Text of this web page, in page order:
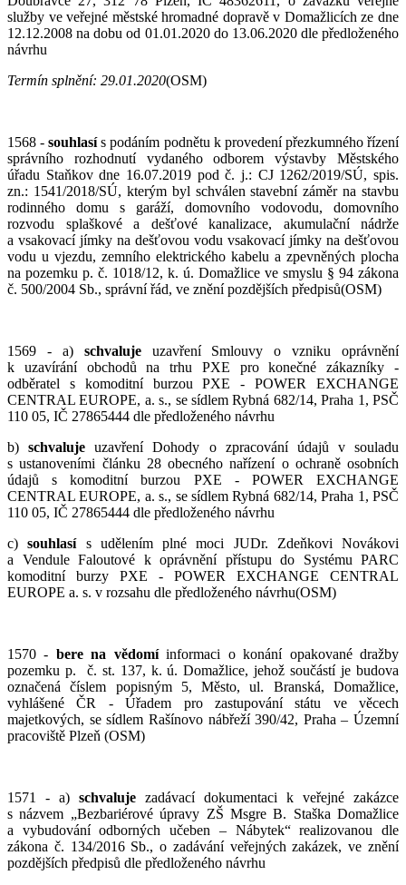
služby ve veřejné městské hromadné dopravě v Domažlicích ze dne
12.12.2008 na dobu od 01.01.2020 do 13.06.2020 dle předloženého
návrhu
Termín splnění: 29.01.2020(OSM)
1568 -souhlasís podáním podnětu k provedení přezkumného řízení
správního rozhodnutí vydaného odborem výstavby Městského
úřadu Staňkov dne 16.07.2019 pod č. j.: CJ 1262/2019/SÚ, spis.
zn.: 1541/2018/SÚ, kterým byl schválen stavební záměr na stavbu
rodinného domu s garáží, domovního vodovodu, domovního
rozvodu splaškové a dešťové kanalizace, akumulační nádrže
a vsakovací jímky na dešťovou vodu vsakovací jímky na dešťovou
vodu u vjezdu, zemního elektrického kabelu a zpevněných plocha
na pozemku p. č. 1018/12, k. ú. Domažlice ve smyslu § 94 zákona
č. 500/2004 Sb., správní řád, ve znění pozdějších předpisů(OSM)
1569 - a) schvaluje uzavření Smlouvy o vzniku oprávnění
k uzavírání obchodů na trhu PXE pro konečné zákazníky -
odběratel s komoditní burzou PXE - POWER EXCHANGE
CENTRAL EUROPE, a. s., se sídlem Rybná 682/14, Praha 1, PSČ
110 05, IČ 27865444 dle předloženého návrhu
b)schvalujeuzavření Dohody o zpracování údajů v souladu
s ustanoveními článku 28 obecného nařízení o ochraně osobních
údajů s komoditní burzou PXE - POWER EXCHANGE
CENTRAL EUROPE, a. s., se sídlem Rybná 682/14, Praha 1, PSČ
110 05, IČ 27865444 dle předloženého návrhu
c)souhlasí s udělením plné moci JUDr. Zdeňkovi Novákovi
a Vendule Faloutové k oprávnění přístupu do Systému PARC
komoditní burzy PXE - POWER EXCHANGE CENTRAL
EUROPE a. s. v rozsahu dle předloženého návrhu(OSM)
1570 - bere na vědomíinformaci o konání opakované dražby
pozemku p. č. st. 137, k. ú. Domažlice, jehož součástí je budova
označená číslem popisným 5, Město, ul. Branská, Domažlice,
vyhlášené ČR - Úřadem pro zastupování státu ve věcech
majetkových, se sídlem Rašínovo nábřeží 390/42, Praha – Územní
pracoviště Plzeň (OSM)
1571 - a) schvaluje zadávací dokumentaci k veřejné zakázce
s názvem „Bezbariérové úpravy ZŠ Msgre B. Staška Domažlice
a vybudování odborných učeben – Nábytek“ realizovanou dle
zákona č. 134/2016 Sb., o zadávání veřejných zakázek, ve znění
pozdějších předpisů dle předloženého návrhu